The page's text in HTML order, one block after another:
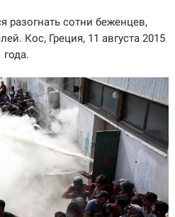
разогнать сотни беженцев,
Кос, Греция, 11 августа 2015
года.